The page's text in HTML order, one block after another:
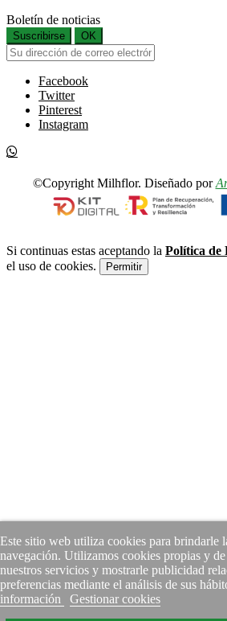
Este sitio web utiliza cookies para brindarle
navegación. Utilizamos cookies propias y
nuestros servicios y mostrarle publicidad
preferencias mediante el análisis de sus
información
Gestionar cookies
Boletín de noticias
Suscribirse OK
Facebook
Twitter
Pinterest
Instagram
©Copyright Milhflor. Diseñado por
Si continuas estas aceptando la Política de
el uso de cookies.
Permitir